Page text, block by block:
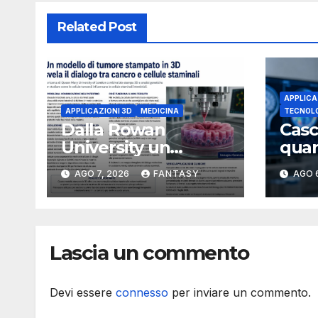
Related Post
APPLICAZIONI 3D MEDICINA
Dalla Rowan
University un
modello tumorale
3D per studiare il
dialogo tra cancro e
AGO 7, 2026 FANTASY
MEG
AGO
Lascia un commento
Devi essere connesso per inviare un commento.